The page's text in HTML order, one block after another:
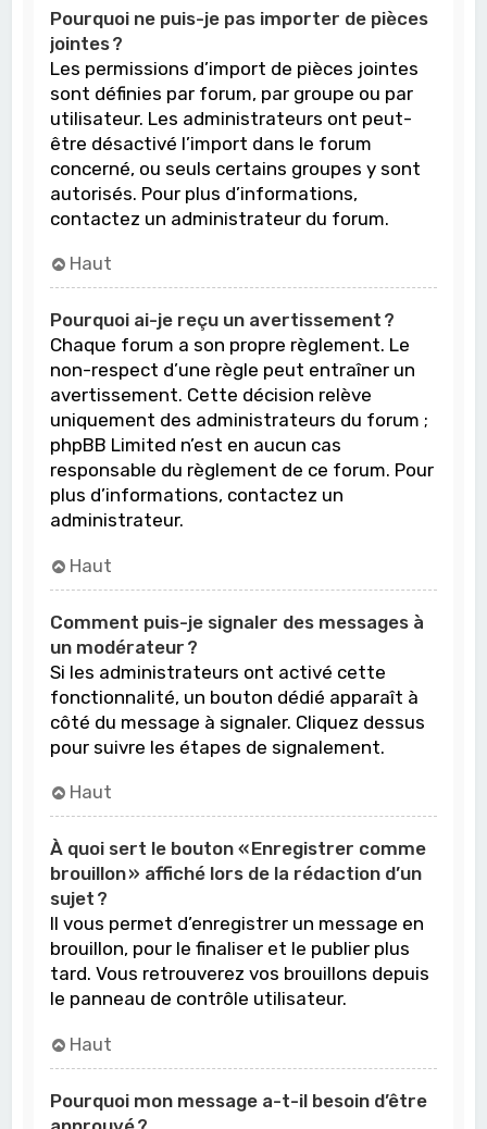
Pourquoi ne puis-je pas importer de pièces
jointes ?
Les permissions d’import de pièces jointes
sont définies par forum, par groupe ou par
utilisateur. Les administrateurs ont peut-
être désactivé l’import dans le forum
concerné, ou seuls certains groupes y sont
autorisés. Pour plus d’informations,
contactez un administrateur du forum.
Haut
Pourquoi ai-je reçu un avertissement ?
Chaque forum a son propre règlement. Le
non-respect d’une règle peut entraîner un
avertissement. Cette décision relève
uniquement des administrateurs du forum ;
phpBB Limited n’est en aucun cas
responsable du règlement de ce forum. Pour
plus d’informations, contactez un
administrateur.
Haut
Comment puis-je signaler des messages à
un modérateur ?
Si les administrateurs ont activé cette
fonctionnalité, un bouton dédié apparaît à
côté du message à signaler. Cliquez dessus
pour suivre les étapes de signalement.
Haut
À quoi sert le bouton « Enregistrer comme
brouillon » affiché lors de la rédaction d’un
sujet ?
Il vous permet d’enregistrer un message en
brouillon, pour le finaliser et le publier plus
tard. Vous retrouverez vos brouillons depuis
le panneau de contrôle utilisateur.
Haut
Pourquoi mon message a-t-il besoin d’être